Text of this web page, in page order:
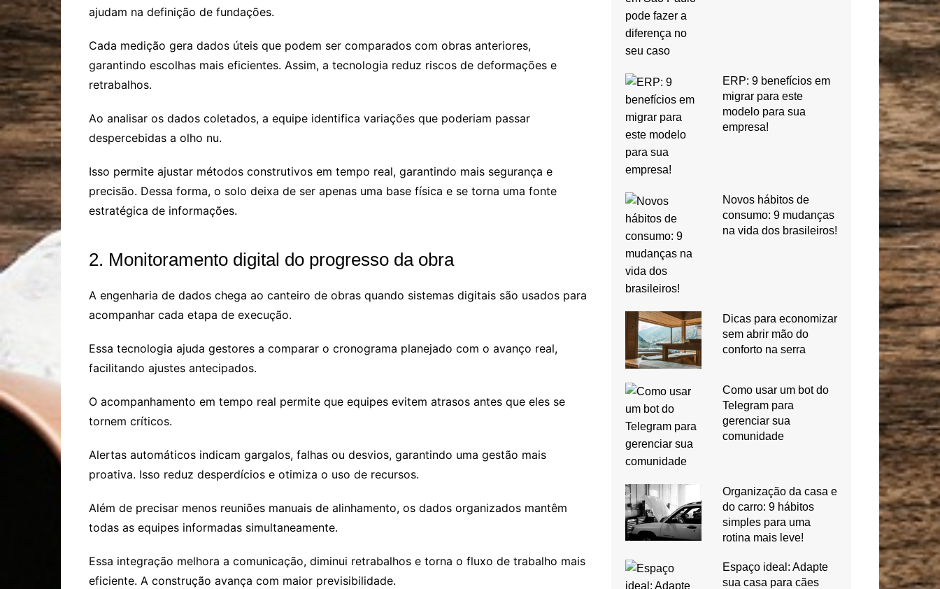
ajudam na definição de fundações.
Cada medição gera dados úteis que podem ser comparados com obras anteriores,
garantindo escolhas mais eficientes. Assim, a tecnologia reduz riscos de deformações e
retrabalhos.
Ao analisar os dados coletados, a equipe identifica variações que poderiam passar
despercebidas a olho nu.
Isso permite ajustar métodos construtivos em tempo real, garantindo mais segurança e
precisão. Dessa forma, o solo deixa de ser apenas uma base física e se torna uma fonte
estratégica de informações.
2. Monitoramento digital do progresso da obra
A engenharia de dados chega ao canteiro de obras quando sistemas digitais são usados para
acompanhar cada etapa de execução.
Essa tecnologia ajuda gestores a comparar o cronograma planejado com o avanço real,
facilitando ajustes antecipados.
O acompanhamento em tempo real permite que equipes evitem atrasos antes que eles se
tornem críticos.
Alertas automáticos indicam gargalos, falhas ou desvios, garantindo uma gestão mais
proativa. Isso reduz desperdícios e otimiza o uso de recursos.
Além de precisar menos reuniões manuais de alinhamento, os dados organizados mantêm
todas as equipes informadas simultaneamente.
Essa integração melhora a comunicação, diminui retrabalhos e torna o fluxo de trabalho mais
eficiente. A construção avança com maior previsibilidade.
ERP: 9 benefícios em
migrar para este
modelo para sua
empresa!
Novos hábitos de
consumo: 9 mudanças
na vida dos brasileiros!
Dicas para economizar
sem abrir mão do
conforto na serra
Como usar um bot do
Telegram para
gerenciar sua
comunidade
Organização da casa e
do carro: 9 hábitos
simples para uma
rotina mais leve!
Espaço ideal: Adapte
sua casa para cães